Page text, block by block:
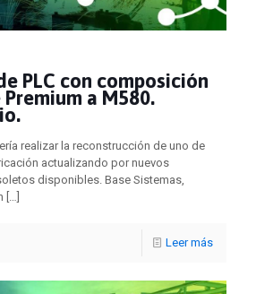
PLC con composición
a M580.
realizar la reconstrucción de uno de
actualizando por nuevos
disponibles. Base Sistemas,
[…]
Leer más